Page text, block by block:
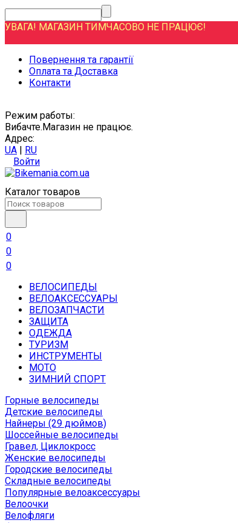
УВАГА! МАГАЗИН ТИМЧАСОВО НЕ ПРАЦЮЄ!
Повернення та гарантії
Оплата та Доставка
Контакти
Режим работы:
Вибачте.Магазин не працює.
Адрес:
UA | RU
Войти
Каталог товаров
0
0
0
ВЕЛОСИПЕДЫ
ВЕЛОАКСЕССУАРЫ
ВЕЛОЗАПЧАСТИ
ЗАЩИТА
ОДЕЖДА
ТУРИЗМ
ИНСТРУМЕНТЫ
МОТО
ЗИМНИЙ СПОРТ
Горные велосипеды
Детские велосипеды
Найнеры (29 дюймов)
Шоссейные велосипеды
Гравел, Циклокросс
Женские велосипеды
Городcкие велосипеды
Складные велосипеды
Популярные велоаксессуары
Велоочки
Велофляги